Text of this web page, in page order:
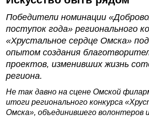
Победители номинации
поступок года» регионального
«Хрустальное сердце Омска»
опытом создания
проектов, изменивших жизнь
региона.
Не так давно на сцене Омской
итоги регионального конкурса
Омска», объединившего волонтеров